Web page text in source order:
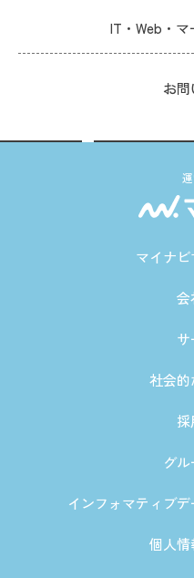
IT・Web・
お
マイナ
会
社会的
グ
インフォマティブ
個人情